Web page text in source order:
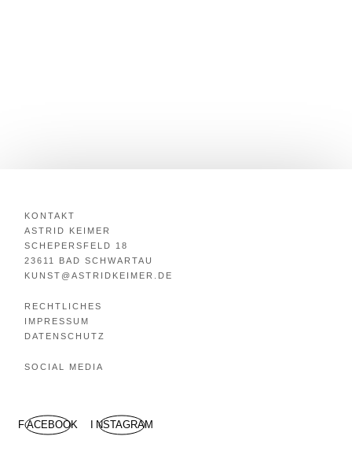
KONTAKT
ASTRID KEIMER
SCHEPERSFELD 18
23611 BAD SCHWARTAU
KUNST@ASTRIDKEIMER.DE
RECHTLICHES
IMPRESSUM
DATENSCHUTZ
SOCIAL MEDIA
FACEBOOK INSTAGRAM